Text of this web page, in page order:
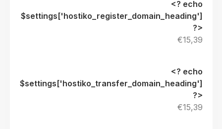
€15,39
€15,39